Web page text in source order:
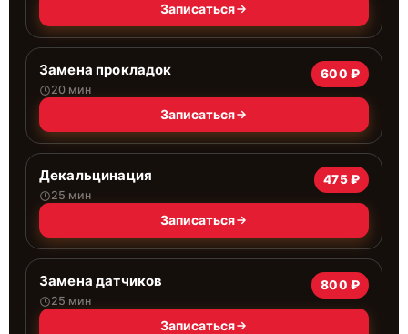
Записаться
Замена прокладок
20 мин
600 ₽
Записаться
Декальцинация
25 мин
475 ₽
Записаться
Замена датчиков
25 мин
800 ₽
Записаться